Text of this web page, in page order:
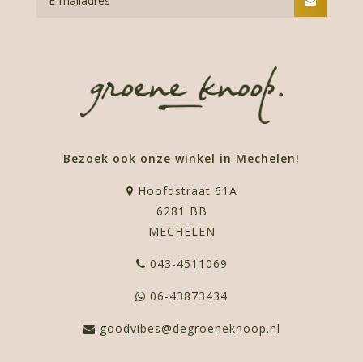
Bezoek ook onze winkel in Mechelen!
Hoofdstraat 61A
6281 BB
MECHELEN
043-4511069
06-43873434
goodvibes@degroeneknoop.nl